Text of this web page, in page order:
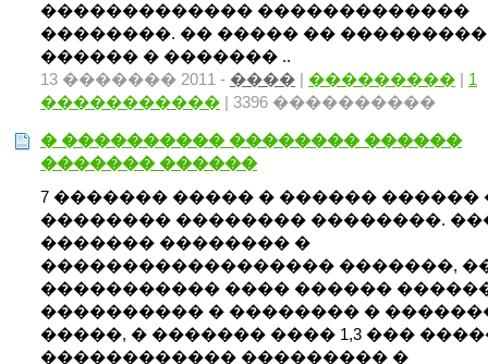
������������� �������������
��������. �� ����� �� ���������
������ � ������� ..
13 ������� 2011 - ���� | ��������� | 1
����������� | 3396 ����������
� ���������� �������� ������
������� ������
7 ������� ����� � ������ ������
�������� �������� ��������.
������� �������� �
������������������ �������,
����������� ���� ������
���������� � �������� �
�����, � ������� ���� 1,3 ���
������������ ��������� �